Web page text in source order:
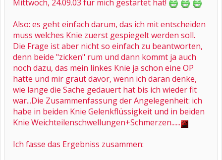
Mittwoch, 24.09.03 für mich gestartet hat!
Also: es geht einfach darum, das ich mit entscheiden
muss welches Knie zuerst gespiegelt werden soll.
Die Frage ist aber nicht so einfach zu beantworten,
denn beide "zicken" rum und dann kommt ja auch
noch dazu, das mein linkes Knie ja schon eine OP
hatte und mir graut davor, wenn ich daran denke,
wie lange die Sache gedauert hat bis ich wieder fit
war...Die Zusammenfassung der Angelegenheit: ich
habe in beiden Knie Gelenkflüssigkeit und in beiden
Knie Weichteilenschwellungen+Schmerzen......
Ich fasse das Ergebniss zusammen: